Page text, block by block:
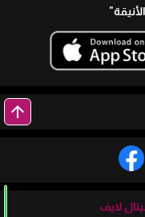
arrow_upward
لايف